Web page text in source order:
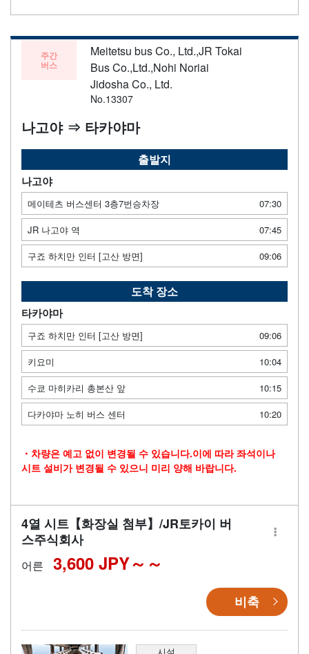
주간
버스
Meitetsu bus Co., Ltd.,JR Tokai
Bus Co.,Ltd.,Nohi Noriai
Jidosha Co., Ltd.
No.13307
나고야 ⇒ 타카야마
출발지
나고야
메이테츠 버스센터 3층7번승차장
07:30
JR 나고야 역
07:45
구죠 하치만 인터 [고산 방면]
09:06
도착 장소
타카야마
구죠 하치만 인터 [고산 방면]
09:06
키요미
10:04
수쿄 마히카리 총본산 앞
10:15
다카야마 노히 버스 센터
10:20
・차량은 예고 없이 변경될 수 있습니다.이에 따라 좌석이나
시트 설비가 변경될 수 있으니 미리 양해 바랍니다.
4열 시트【화장실 첨부】/JR토카이 버
스주식회사
어른 3,600 JPY～
비축